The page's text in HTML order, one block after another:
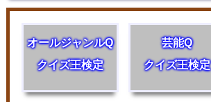
オールジャンルQ
クイズ王検定
芸能Q
クイズ王検定